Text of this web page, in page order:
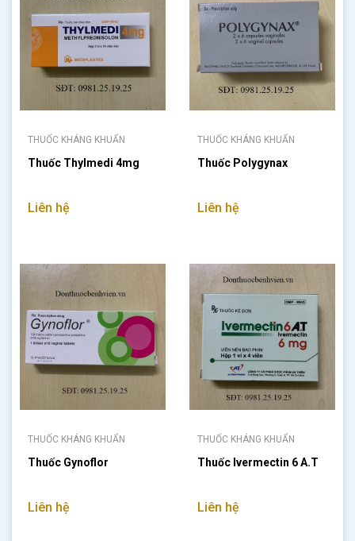
THUỐC KHÁNG KHUẨN
Thuốc Thylmedi 4mg
Liên hệ
THUỐC KHÁNG KHUẨN
Thuốc Polygynax
Liên hệ
THUỐC KHÁNG KHUẨN
Thuốc Gynoflor
Liên hệ
THUỐC KHÁNG KHUẨN
Thuốc Ivermectin 6 A.T
Liên hệ